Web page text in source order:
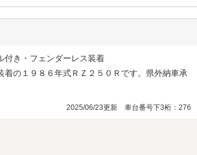
付き・フェンダーレス装着
の１９８６年式ＲＺ２５０Ｒです。県外納車承
2025/06/23更新 車台番号下3桁：276